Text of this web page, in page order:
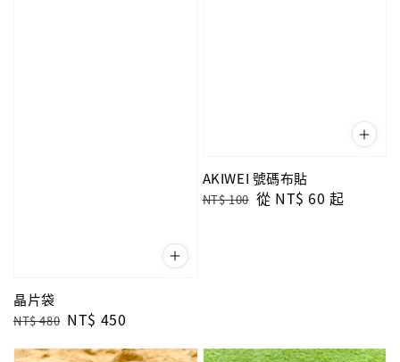
晶片袋
Regular
NT$ 480 Sale
NT$ 450
AKIWEI 號碼布貼
Regular
NT$ 100 Sale
從 NT$ 60 起